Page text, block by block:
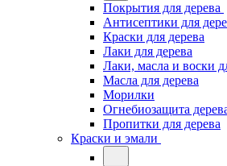
Покрытия для дерева
Антисептики для
Краски для дерева
Лаки для дерева
Лаки, масла и воски
Масла для дерева
Морилки
Огнебиозащита
Пропитки для дерева
Краски и эмали